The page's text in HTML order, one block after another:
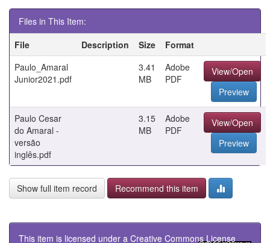
Files in This Item:
File
Description Size
Format
Paulo_Amaral
Junior2021.pdf
3.41
MB
Adobe
PDF
View/Open
Preview
Paulo Cesar
do Amaral -
versão
inglês.pdf
3.15
MB
Adobe
PDF
View/Open
Preview
Show full item record Recommend this item
This item is licensed under a Creative Commons License